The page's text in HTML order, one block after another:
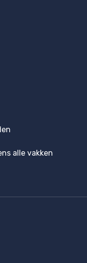
alle vakken